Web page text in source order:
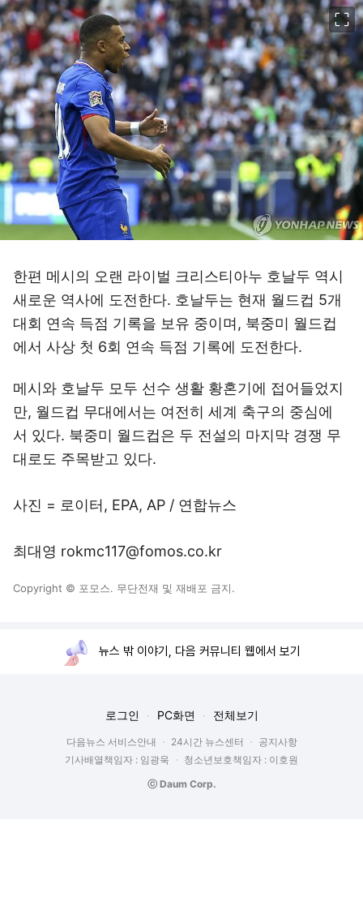
한편 메시의 오랜 라이벌 크리스티아누 호날두 역시
새로운 역사에 도전한다. 호날두는 현재 월드컵 5개
대회 연속 득점 기록을 보유 중이며, 북중미 월드컵
에서 사상 첫 6회 연속 득점 기록에 도전한다.
메시와 호날두 모두 선수 생활 황혼기에 접어들었지
만, 월드컵 무대에서는 여전히 세계 축구의 중심에
서 있다. 북중미 월드컵은 두 전설의 마지막 경쟁 무
대로도 주목받고 있다.
사진 = 로이터, EPA, AP / 연합뉴스
최대영 rokmc117@fomos.co.kr
Copyright © 포모스. 무단전재 및 재배포 금지.
뉴스 밖 이야기, 다음 커뮤니티 웹에서 보기
로그인 PC화면 전체보기
다음뉴스 서비스안내 24시간 뉴스센터
공지사항
기사배열책임자 : 임광욱
청소년보호책임자 : 이호원
ⓒ Daum Corp.